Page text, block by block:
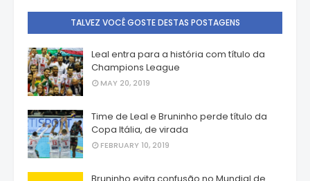
TALVEZ VOCÊ GOSTE DESTAS POSTAGENS
Leal entra para a história com título da
Champions League
MAY 20, 2019
Time de Leal e Bruninho perde título da
Copa Itália, de virada
FEBRUARY 10, 2019